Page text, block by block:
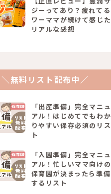
ジーってあり？疲れてる
ワーママが続けて感じた
リアルな感想
＼無料リスト配布中／
「出産準備」完全マニュ
アル！はじめてでもわか
りやすい保存必須のリス
ト
「入園準備」完全マニュ
アル！忙しいママ向けの
保育園が決まったら準備
するリスト